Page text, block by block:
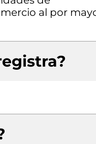
al por